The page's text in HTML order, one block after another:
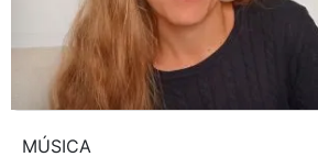
MÚSICA